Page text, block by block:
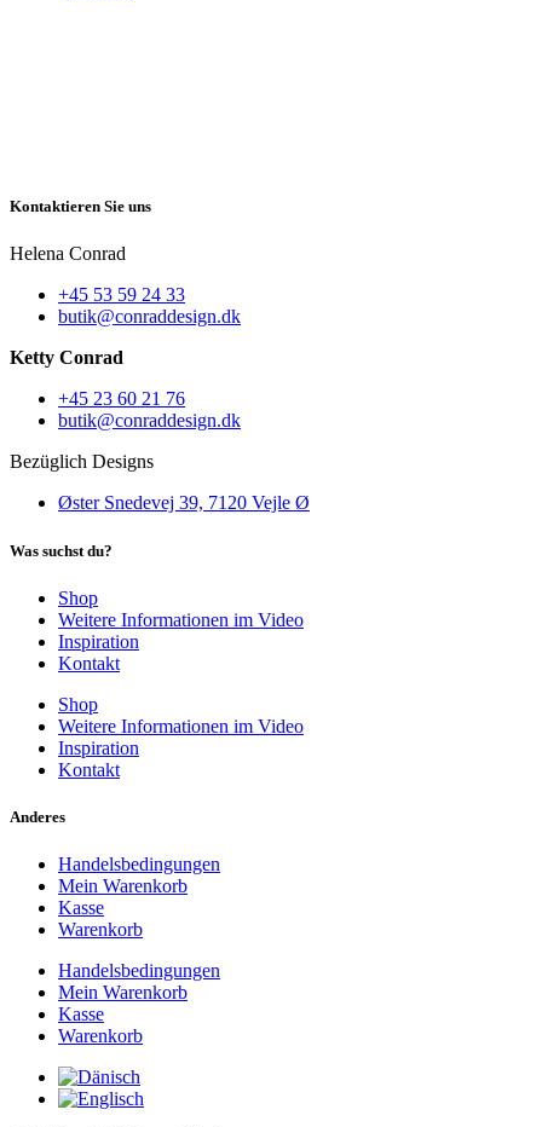
Kontaktieren Sie uns
Helena Conrad
+45 53 59 24 33
butik@conraddesign.dk
Ketty Conrad
+45 23 60 21 76
butik@conraddesign.dk
Bezüglich Designs
Øster Snedevej 39, 7120 Vejle Ø
Was suchst du?
Shop
Weitere Informationen im Video
Inspiration
Kontakt
Shop
Weitere Informationen im Video
Inspiration
Kontakt
Anderes
Handelsbedingungen
Mein Warenkorb
Kasse
Warenkorb
Handelsbedingungen
Mein Warenkorb
Kasse
Warenkorb